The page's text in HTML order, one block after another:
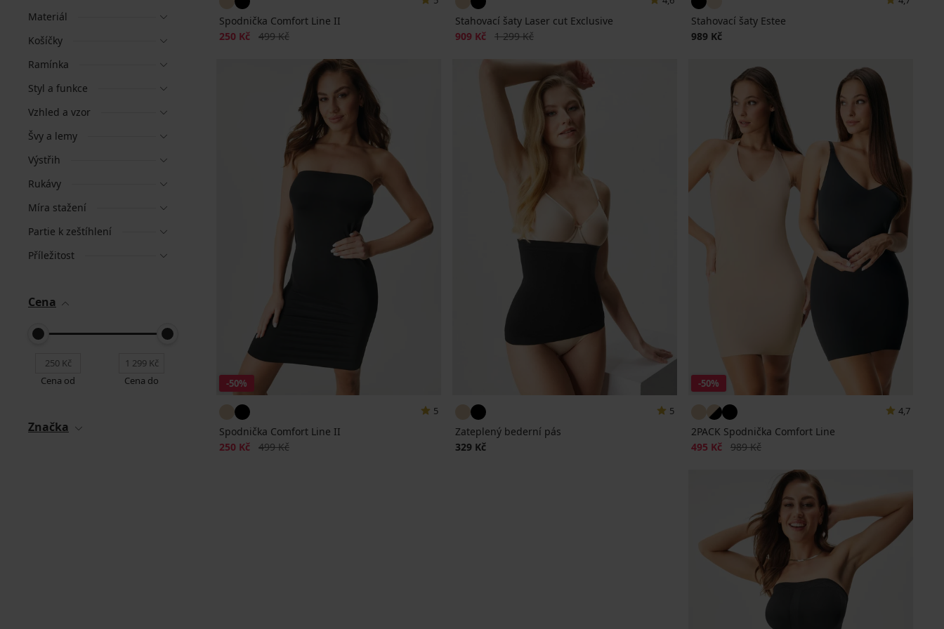
Materiál
Košíčky
Ramínka
Styl a funkce
Vzhled a vzor
Švy a lemy
Výstřih
Rukávy
Míra stažení
Partie k zeštíhlení
Příležitost
Cena
Cena od Cena do
Značka
Spodnička Comfort Line II
Sleva
250 Kč Původní cena
499 Kč
Stahovací šaty Laser cut Exclusive
Sleva
909 Kč Původní cena
1 299 Kč
Stahovací šaty Estee
989 Kč
-50%
5
Spodnička Comfort Line II
Sleva
250 Kč Původní cena
499 Kč
5
Zateplený bederní pás
329 Kč
-50%
4,7
2PACK Spodnička Comfort Line
Sleva
495 Kč Původní cena
989 Kč